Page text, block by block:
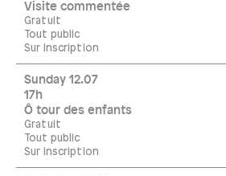
Visite commentée
Gratuit
Tout public
Sur inscription
Sunday 12.07
17h
Ô tour des enfants
Gratuit
Tout public
Sur inscription